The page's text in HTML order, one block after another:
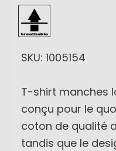
SKU: 1005154
T-shirt manches
conçu pour le
coton de qualité
tandis que le